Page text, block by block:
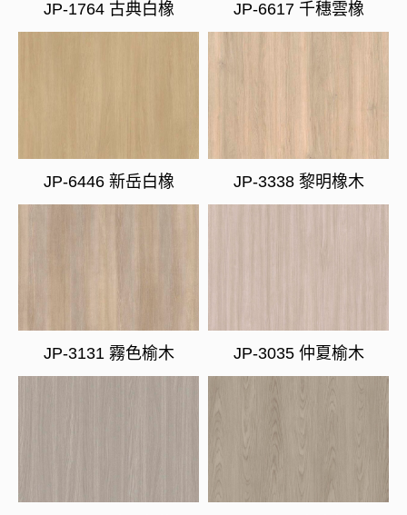
JP-1764 古典白橡 JP-6617 千穗雲橡
JP-6446 新岳白橡 JP-3338 黎明橡木
JP-3131 霧色榆木 JP-3035 仲夏榆木